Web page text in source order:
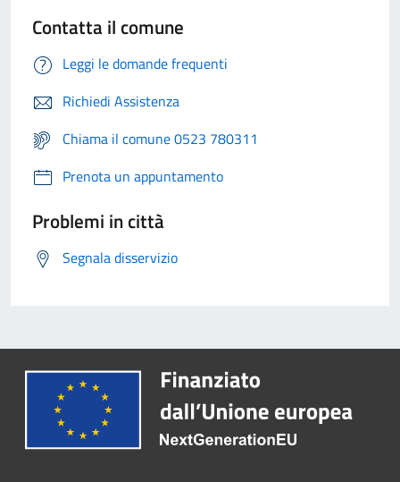
Contatta il comune
Leggi le domande frequenti
Richiedi Assistenza
Chiama il comune 0523 780311
Prenota un appuntamento
Problemi in città
Segnala disservizio